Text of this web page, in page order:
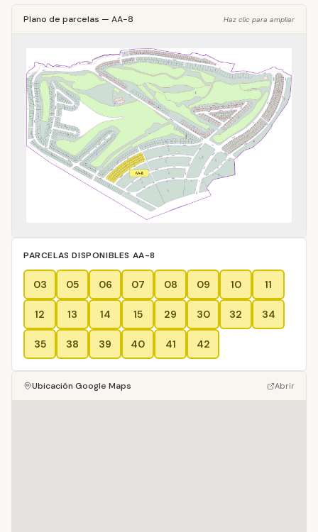
Plano de parcelas — AA-8 Haz clic para ampliar
PARCELAS DISPONIBLES AA-8
03 05 06 07 08 09 10 11
12 13 14 15 29 30 32 34
35 38 39 40 41 42
Ubicación Google Maps Abrir